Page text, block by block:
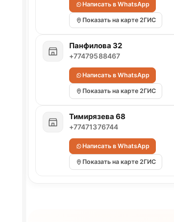
Написать в WhatsApp
Показать на карте 2ГИС
Панфилова 32
+77479588467
Написать в WhatsApp
Показать на карте 2ГИС
Тимирязева 68
+77471376744
Написать в WhatsApp
Показать на карте 2ГИС